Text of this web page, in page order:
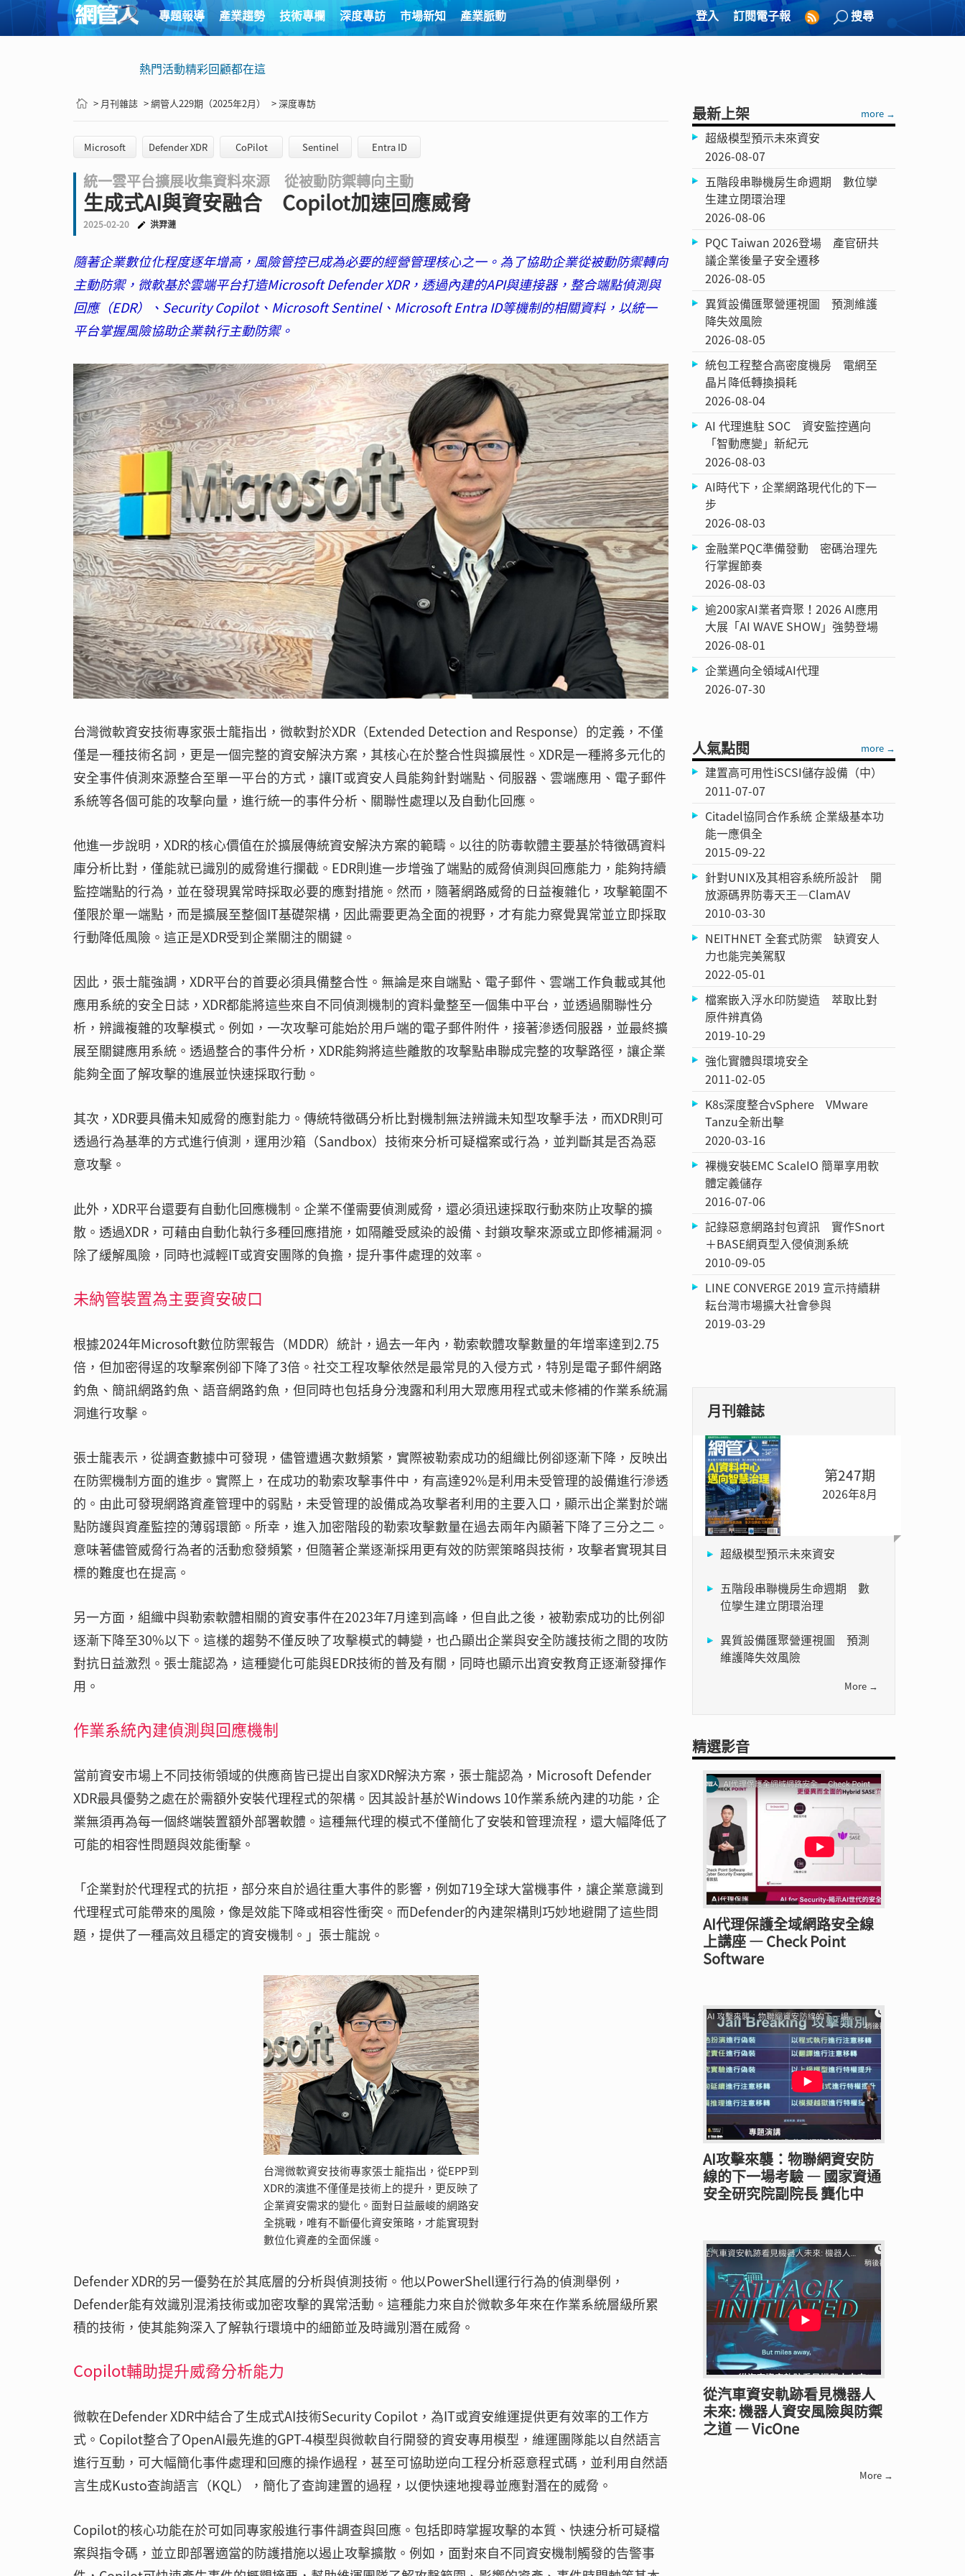
專題報導 產業趨勢 技術專欄 深度專訪 市場新知 產業脈動 登入 訂閱電子報 搜尋
熱門活動精彩回顧都在這
> 月刊雜誌 > 網管人229期（2025年2月） > 深度專訪
Microsoft Defender XDR CoPilot Sentinel Entra ID
統一雲平台擴展收集資料來源 從被動防禦轉向主動
生成式AI與資安融合 Copilot加速回應威脅
2025-02-20 洪羿漣
隨著企業數位化程度逐年增高，風險管控已成為必要的經營管理核心之一。為了協助企業從被動防禦轉向
主動防禦，微軟基於雲端平台打造Microsoft Defender XDR，透過內建的API與連接器，整合端點偵測與
回應（EDR）、Security Copilot、Microsoft Sentinel、Microsoft Entra ID等機制的相關資料，以統一
平台掌握風險協助企業執行主動防禦。
台灣微軟資安技術專家張士龍指出，微軟對於XDR（Extended Detection and Response）的定義，不僅
僅是一種技術名詞，更是一個完整的資安解決方案，其核心在於整合性與擴展性。XDR是一種將多元化的
安全事件偵測來源整合至單一平台的方式，讓IT或資安人員能夠針對端點、伺服器、雲端應用、電子郵件
系統等各個可能的攻擊向量，進行統一的事件分析、關聯性處理以及自動化回應。
他進一步說明，XDR的核心價值在於擴展傳統資安解決方案的範疇。以往的防毒軟體主要基於特徵碼資料
庫分析比對，僅能就已識別的威脅進行攔截。EDR則進一步增強了端點的威脅偵測與回應能力，能夠持續
監控端點的行為，並在發現異常時採取必要的應對措施。然而，隨著網路威脅的日益複雜化，攻擊範圍不
僅限於單一端點，而是擴展至整個IT基礎架構，因此需要更為全面的視野，才有能力察覺異常並立即採取
行動降低風險。這正是XDR受到企業關注的關鍵。
因此，張士龍強調，XDR平台的首要必須具備整合性。無論是來自端點、電子郵件、雲端工作負載或其他
應用系統的安全日誌，XDR都能將這些來自不同偵測機制的資料彙整至一個集中平台，並透過關聯性分
析，辨識複雜的攻擊模式。例如，一次攻擊可能始於用戶端的電子郵件附件，接著滲透伺服器，並最終擴
展至關鍵應用系統。透過整合的事件分析，XDR能夠將這些離散的攻擊點串聯成完整的攻擊路徑，讓企業
能夠全面了解攻擊的進展並快速採取行動。
其次，XDR要具備未知威脅的應對能力。傳統特徵碼分析比對機制無法辨識未知型攻擊手法，而XDR則可
透過行為基準的方式進行偵測，運用沙箱（Sandbox）技術來分析可疑檔案或行為，並判斷其是否為惡
意攻擊。
此外，XDR平台還要有自動化回應機制。企業不僅需要偵測威脅，還必須迅速採取行動來防止攻擊的擴
散。透過XDR，可藉由自動化執行多種回應措施，如隔離受感染的設備、封鎖攻擊來源或立即修補漏洞。
除了緩解風險，同時也減輕IT或資安團隊的負擔，提升事件處理的效率。
未納管裝置為主要資安破口
根據2024年Microsoft數位防禦報告（MDDR）統計，過去一年內，勒索軟體攻擊數量的年增率達到2.75
倍，但加密得逞的攻擊案例卻下降了3倍。社交工程攻擊依然是最常見的入侵方式，特別是電子郵件網路
釣魚、簡訊網路釣魚、語音網路釣魚，但同時也包括身分洩露和利用大眾應用程式或未修補的作業系統漏
洞進行攻擊。
張士龍表示，從調查數據中可發現，儘管遭遇次數頻繁，實際被勒索成功的組織比例卻逐漸下降，反映出
在防禦機制方面的進步。實際上，在成功的勒索攻擊事件中，有高達92%是利用未受管理的設備進行滲透
的。由此可發現網路資產管理中的弱點，未受管理的設備成為攻擊者利用的主要入口，顯示出企業對於端
點防護與資產監控的薄弱環節。所幸，進入加密階段的勒索攻擊數量在過去兩年內顯著下降了三分之二。
意味著儘管威脅行為者的活動愈發頻繁，但隨著企業逐漸採用更有效的防禦策略與技術，攻擊者實現其目
標的難度也在提高。
另一方面，組織中與勒索軟體相關的資安事件在2023年7月達到高峰，但自此之後，被勒索成功的比例卻
逐漸下降至30%以下。這樣的趨勢不僅反映了攻擊模式的轉變，也凸顯出企業與安全防護技術之間的攻防
對抗日益激烈。張士龍認為，這種變化可能與EDR技術的普及有關，同時也顯示出資安教育正逐漸發揮作
用。
作業系統內建偵測與回應機制
當前資安市場上不同技術領域的供應商皆已提出自家XDR解決方案，張士龍認為，Microsoft Defender
XDR最具優勢之處在於需額外安裝代理程式的架構。因其設計基於Windows 10作業系統內建的功能，企
業無須再為每一個終端裝置額外部署軟體。這種無代理的模式不僅簡化了安裝和管理流程，還大幅降低了
可能的相容性問題與效能衝擊。
「企業對於代理程式的抗拒，部分來自於過往重大事件的影響，例如719全球大當機事件，讓企業意識到
代理程式可能帶來的風險，像是效能下降或相容性衝突。而Defender的內建架構則巧妙地避開了這些問
題，提供了一種高效且穩定的資安機制。」張士龍說。
台灣微軟資安技術專家張士龍指出，從EPP到
XDR的演進不僅僅是技術上的提升，更反映了
企業資安需求的變化。面對日益嚴峻的網路安
全挑戰，唯有不斷優化資安策略，才能實現對
數位化資產的全面保護。
Defender XDR的另一優勢在於其底層的分析與偵測技術。他以PowerShell運行行為的偵測舉例，
Defender能有效識別混淆技術或加密攻擊的異常活動。這種能力來自於微軟多年來在作業系統層級所累
積的技術，使其能夠深入了解執行環境中的細節並及時識別潛在威脅。
Copilot輔助提升威脅分析能力
微軟在Defender XDR中結合了生成式AI技術Security Copilot，為IT或資安維運提供更有效率的工作方
式。Copilot整合了OpenAI最先進的GPT-4模型與微軟自行開發的資安專用模型，維運團隊能以自然語言
進行互動，可大幅簡化事件處理和回應的操作過程，甚至可協助逆向工程分析惡意程式碼，並利用自然語
言生成Kusto查詢語言（KQL），簡化了查詢建置的過程，以便快速地搜尋並應對潛在的威脅。
Copilot的核心功能在於可如同專家般進行事件調查與回應。包括即時掌握攻擊的本質、快速分析可疑檔
案與指令碼，並立即部署適當的防護措施以遏止攻擊擴散。例如，面對來自不同資安機制觸發的告警事
最新上架 more →
超級模型預示未來資安
2026-08-07
五階段串聯機房生命週期 數位孿
生建立閉環治理
2026-08-06
PQC Taiwan 2026登場 產官研共
議企業後量子安全遷移
2026-08-05
異質設備匯聚營運視圖 預測維護
降失效風險
2026-08-05
統包工程整合高密度機房 電網至
晶片降低轉換損耗
2026-08-04
AI 代理進駐 SOC 資安監控邁向
「智動應變」新紀元
2026-08-03
AI時代下，企業網路現代化的下一
步
2026-08-03
金融業PQC準備發動 密碼治理先
行掌握節奏
2026-08-03
逾200家AI業者齊聚！2026 AI應用
大展「AI WAVE SHOW」強勢登場
2026-08-01
企業邁向全領域AI代理
2026-07-30
人氣點閱 more →
建置高可用性iSCSI儲存設備（中）
2011-07-07
Citadel協同合作系統 企業級基本功
能一應俱全
2015-09-22
針對UNIX及其相容系統所設計 開
放源碼界防毒天王—ClamAV
2010-03-30
NEITHNET 全套式防禦 缺資安人
力也能完美駕馭
2022-05-01
檔案嵌入浮水印防變造 萃取比對
原件辨真偽
2019-10-29
強化實體與環境安全
2011-02-05
K8s深度整合vSphere VMware
Tanzu全新出擊
2020-03-16
裸機安裝EMC ScaleIO 簡單享用軟
體定義儲存
2016-07-06
記錄惡意網路封包資訊 實作Snort
＋BASE網頁型入侵偵測系統
2010-09-05
LINE CONVERGE 2019 宣示持續耕
耘台灣市場擴大社會參與
2019-03-29
月刊雜誌
第247期
2026年8月
超級模型預示未來資安
五階段串聯機房生命週期 數
位孿生建立閉環治理
異質設備匯聚營運視圖 預測
維護降失效風險
More →
精選影音
AI代理保護全域網路安全線
上講座 — Check Point
Software
AI攻擊來襲：物聯網資安防
線的下一場考驗 — 國家資通
安全研究院副院長 龔化中
從汽車資安軌跡看見機器人
未來: 機器人資安風險與防禦
之道 — VicOne
More →